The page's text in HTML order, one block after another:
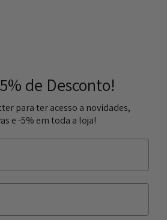
de Desconto!
para ter acesso a novidades,
e -5% em toda a loja!